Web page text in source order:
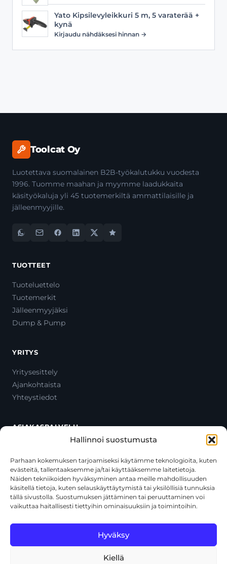
Hallinnoi suostumusta
Parhaan kokemuksen tarjoamiseksi käytämme teknologioita, kuten
evästeitä, tallentaaksemme ja/tai käyttääksemme laitetietoja.
Näiden tekniikoiden hyväksyminen antaa meille mahdollisuuden
käsitellä tietoja, kuten selauskäyttäytymistä tai yksilöllisiä tunnuksia
tällä sivustolla. Suostumuksen jättäminen tai peruuttaminen voi
vaikuttaa haitallisesti tiettyihin ominaisuuksiin ja toimintoihin.
Hyväksy
Kiellä
Yato Kipsilevyleikkuri 5 m, 5 varaterää +
kynä
Kirjaudu nähdäksesi hinnan →
Toolcat Oy
Luotettava suomalainen B2B-työkalutukku vuodesta
1996. Tuomme maahan ja myymme laadukkaita
käsityökaluja yli 45 tuotemerkiltä ammattilaisille ja
jälleenmyyjille.
TUOTTEET
Tuoteluettelo
Tuotemerkit
Jälleenmyyjäksi
Dump & Pump
YRITYS
Yritysesittely
Ajankohtaista
Yhteystiedot
ASIAKASPALVELU
Oma tili
Maksutavat
Toimitustavat
Usein kysytyt kysymykset
+358 44 270 3795
asiakaspalvelu@toolcat.fi